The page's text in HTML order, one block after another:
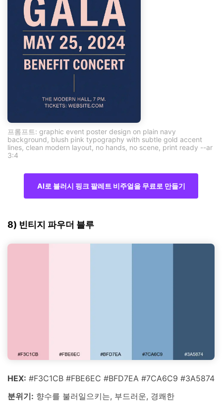
프롬프트: graphic event poster design on plain navy
background, blush pink typography with subtle gold accent
lines, clean modern layout, no hands, no scene, print ready --ar
3:4
AI로 블러시 핑크 팔레트 비주얼을 무료로 만들기
8) 빈티지 파우더 블루
HEX: #F3C1CB #FBE6EC #BFD7EA #7CA6C9 #3A5874
분위기: 향수를 불러일으키는, 부드러운, 경쾌한